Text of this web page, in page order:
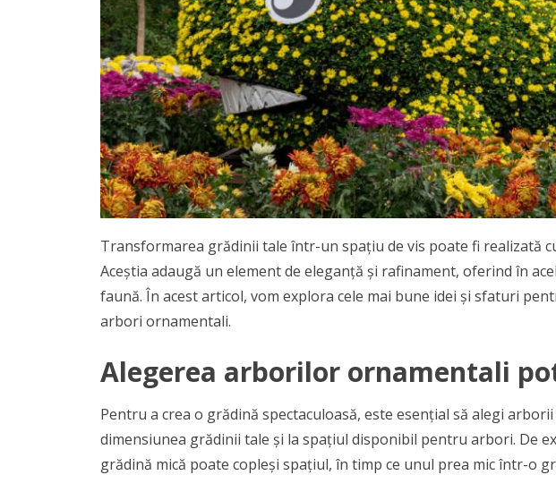
Transformarea grădinii tale într-un spațiu de vis poate fi realizată
Aceștia adaugă un element de eleganță și rafinament, oferind în
faună. În acest articol, vom explora cele mai bune idei și sfaturi
arbori ornamentali.
Alegerea arborilor ornamentali
Pentru a crea o grădină spectaculoasă, este esențial să alegi
dimensiunea grădinii tale și la spațiul disponibil pentru arbori. De
grădină mică poate copleși spațiul, în timp ce unul prea mic într-o